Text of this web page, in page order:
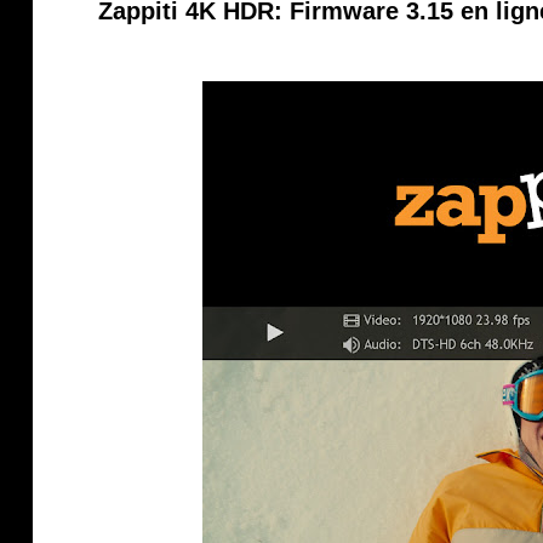
Zappiti 4K HDR: Firmware 3.15 en